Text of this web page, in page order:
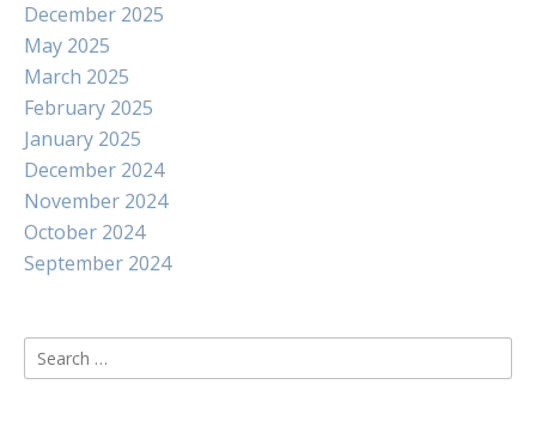
December 2025
May 2025
March 2025
February 2025
January 2025
December 2024
November 2024
October 2024
September 2024
Search
for: